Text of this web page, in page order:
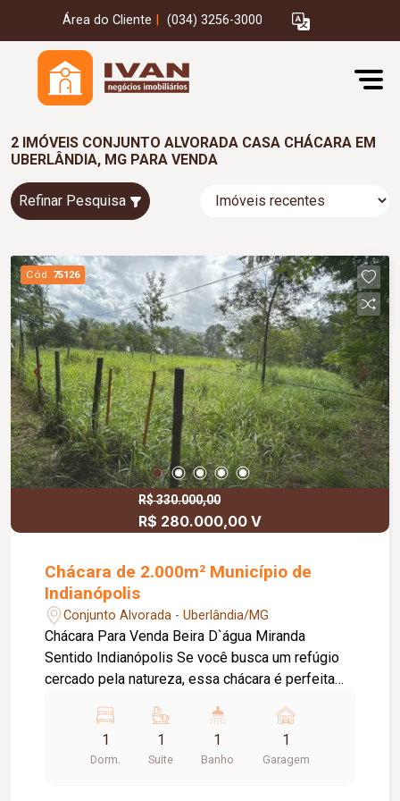
Área do Cliente (034) 3256-3000
2 IMÓVEIS CONJUNTO ALVORADA CASA CHÁCARA EM
UBERLÂNDIA, MG PARA VENDA
Refinar Pesquisa
Cód. 75126
R$ 330.000,00
R$ 280.000,00 V
Chácara de 2.000m² Município de
Indianópolis
Conjunto Alvorada - Uberlândia/MG
Chácara Para Venda Beira D`água Miranda
Sentido Indianópolis Se você busca um refúgio
cercado pela natureza, essa chácara é perfeita
D`ÁGUA MIRANDA SENTIDO INDIANÓPOLIS
**Sem benfeitoria ** Vista privilegiada para o
lago, ideal para quem busca tranquilidade e
1
Dorm.
1
Suite
1
Banho
1
Garagem